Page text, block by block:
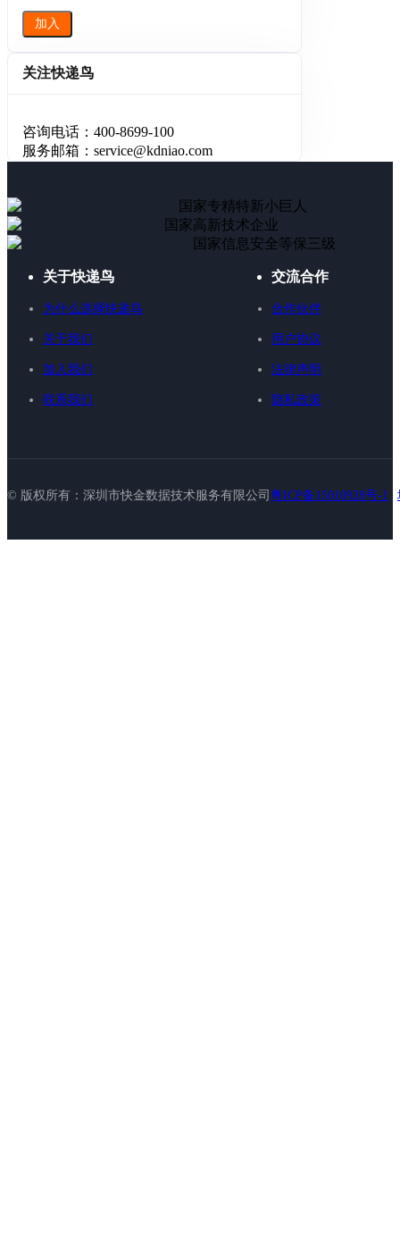
加入
关注快递鸟
咨询电话：400-8699-100
服务邮箱：service@kdniao.com
国家专精特新小巨人
国家高新技术企业
国家信息安全等保三级
关于快递鸟
为什么选择快递鸟
关于我们
加入我们
联系我们
交流合作
合作伙伴
用户协议
法律声明
隐私政策
© 版权所有：深圳市快金数据技术服务有限公司 粤ICP备15010928号-1